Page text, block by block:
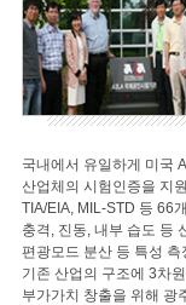
국내에서 유일하게 미국
산업체의 시험인증을 지
TIA/EIA, MIL-STD 등 66
충격, 진동, 내부 습도 등
편광모드 분산 등 특성
기존 산업의 구조에 3차
부가가치 창출을 위해 광